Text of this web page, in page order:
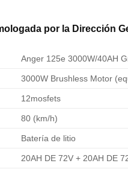
por la Dirección
Anger 125e 3000W/40AH
3000W Brushless Motor
12mosfets
80 (km/h)
Batería de litio
20AH DE 72V + 20AH DE